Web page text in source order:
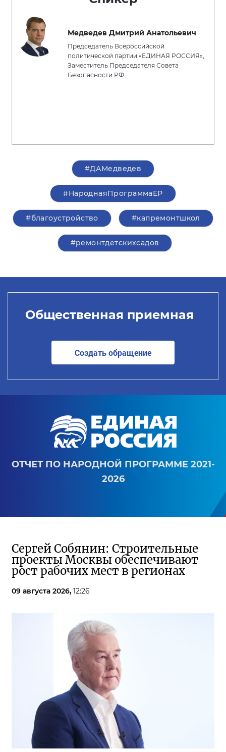
Медведев Дмитрий Анатольевич
Председатель Всероссийской
политической партии «ЕДИНАЯ РОССИЯ»,
Заместитель Председателя Совета
Безопасности РФ
#ДАМедведев
#НароднаяПрограммаЕР
#благоустройство #капремонтшкол
#ремонтдетскихсадов
Общественная приемная
Создать обращение
ОТЧЕТ ПО НАРОДНОЙ ПРОГРАММЕ 2021-
2026
Сергей Собянин: Строительные
проекты Москвы обеспечивают
рост рабочих мест в регионах
09 августа 2026, 12:26